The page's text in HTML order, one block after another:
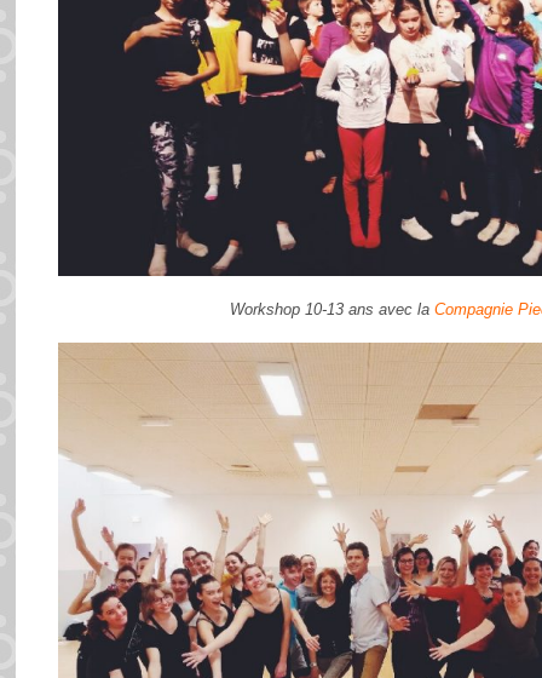
Workshop 10-13 ans avec la Compagnie